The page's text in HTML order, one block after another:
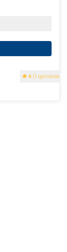
4 (1 opiniones)